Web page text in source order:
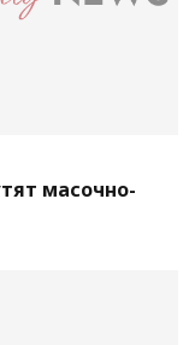
масочно-